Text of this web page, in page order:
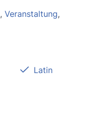
, Veranstaltung,
Latin